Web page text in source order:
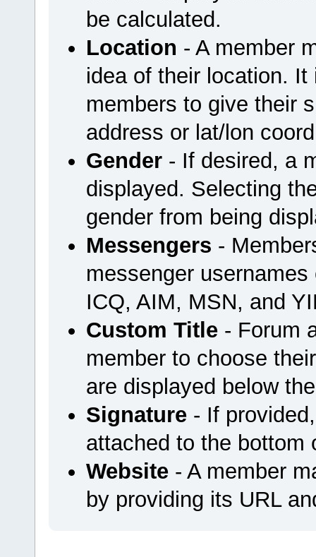
be calculated.
Location - A member
idea of their location.
members to give their
address or lat/lon
Gender- If desired, a
displayed. Selecting
gender from being
Messengers -
messenger
ICQ, AIM, MSN, and
Custom Title- Forum
member to choose
are displayed below
Signature- If
attached to the bottom
Website- A member
by providing its URL